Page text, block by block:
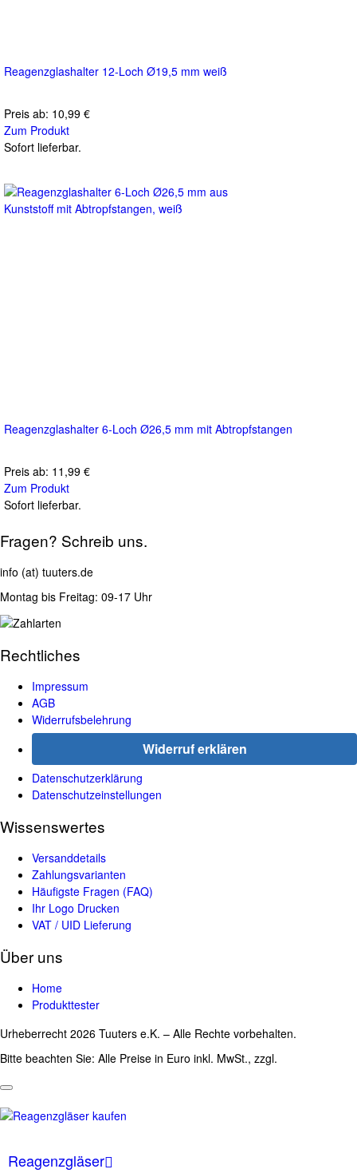
Reagenzglashalter 12-Loch Ø19,5 mm weiß
Preis ab: 10,99 €
Zum Produkt
Sofort lieferbar.
Reagenzglashalter 6-Loch Ø26,5 mm mit Abtropfstangen
Preis ab: 11,99 €
Zum Produkt
Sofort lieferbar.
Fragen? Schreib uns.
info (at) tuuters.de
Montag bis Freitag: 09-17 Uhr
Rechtliches
Impressum
AGB
Widerrufsbelehrung
Widerruf erklären
Datenschutzerklärung
Datenschutzeinstellungen
Wissenswertes
Versanddetails
Zahlungsvarianten
Häufigste Fragen (FAQ)
Ihr Logo Drucken
VAT / UID Lieferung
Über uns
Home
Produkttester
Urheberrecht 2026 Tuuters e.K. – Alle Rechte vorbehalten.
Bitte beachten Sie: Alle Preise in Euro inkl. MwSt., zzgl.
Reagenzgläser